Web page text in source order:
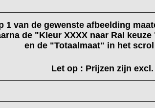
1 van de gewenste afbeelding
de "Kleur XXXX naar Ral
en de "Totaalmaat" in het
Let op : Prijzen zijn